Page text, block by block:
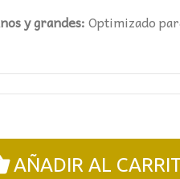
y grandes:Optimizado
AÑADIR AL